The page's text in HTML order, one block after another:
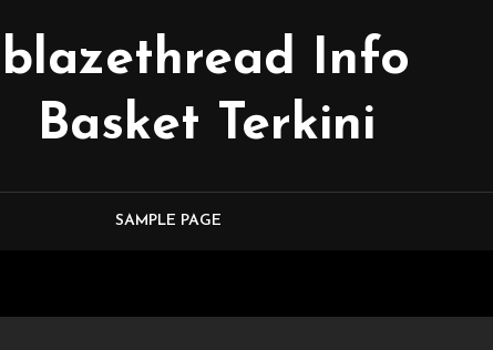
blazethread Info
Basket Terkini
SAMPLE PAGE